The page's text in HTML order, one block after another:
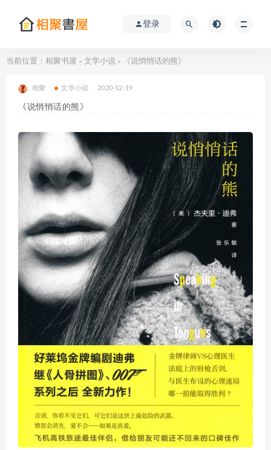
登录
当前位置： 相聚书屋 > 文学小说 > 《说悄悄话的熊》
相聚 文学小说 2020-12-19
《说悄悄话的熊》